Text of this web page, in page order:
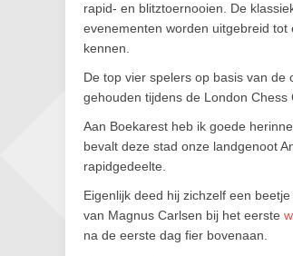
rapid- en blitztoernooien. De
evenementen worden uitgebreid
kennen.
De top vier spelers op basis van
gehouden tijdens de London
Aan Boekarest heb ik goede
bevalt deze stad onze landgenoot
rapidgedeelte.
Eigenlijk deed hij zichzelf een
van Magnus Carlsen bij het eerste
na de eerste dag fier bovenaan.